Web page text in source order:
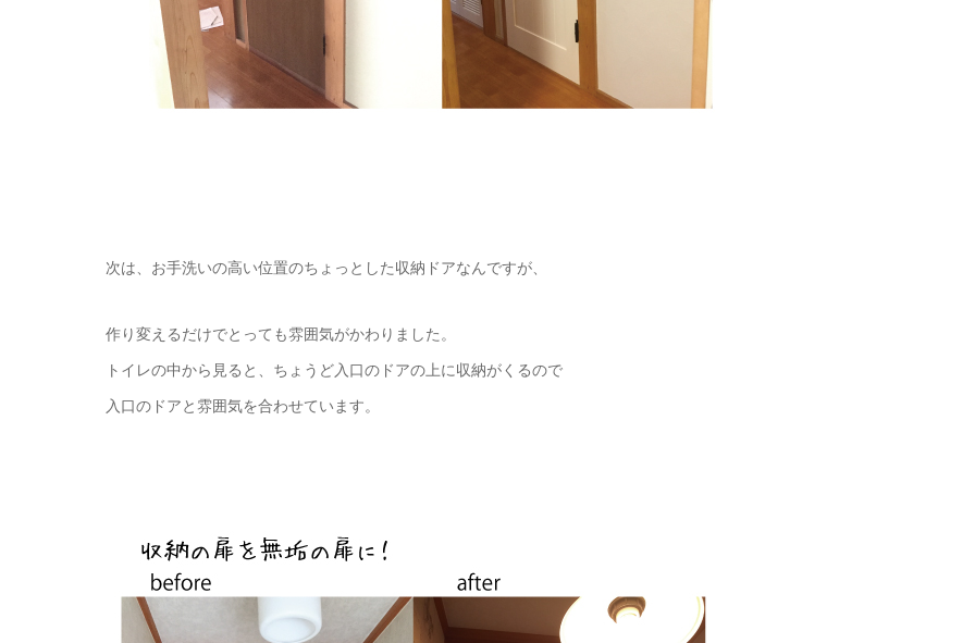
次は、お手洗いの高い位置のちょっとした収納ドアなんですが、
作り変えるだけでとっても雰囲気がかわりました。
トイレの中から見ると、ちょうど入口のドアの上に収納がくるので
入口のドアと雰囲気を合わせています。